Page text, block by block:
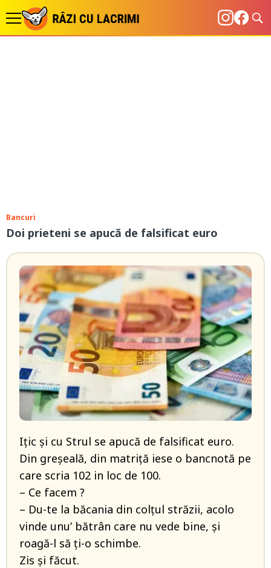
Bancuri
Doi prieteni se apucă de falsificat euro
Ițic și cu Strul se apucă de falsificat euro.
Din greșeală, din matriță iese o bancnotă pe
care scria 102 in loc de 100.
– Ce facem ?
– Du-te la băcania din colțul străzii, acolo
vinde unu’ bătrân care nu vede bine, și
roagă-l să ți-o schimbe.
Zis și făcut.